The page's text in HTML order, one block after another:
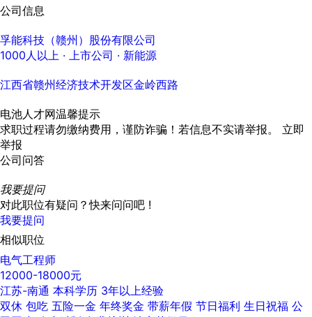
公司信息
孚能科技（赣州）股份有限公司
1000人以上 · 上市公司 · 新能源
江西省赣州经济技术开发区金岭西路
电池人才网温馨提示
求职过程请勿缴纳费用，谨防诈骗！若信息不实请举报。 立即
举报
公司问答
我要提问
对此职位有疑问？快来问问吧 !
我要提问
相似职位
电气工程师
12000-18000元
江苏-南通 本科学历 3年以上经验
双休 包吃 五险一金 年终奖金 带薪年假 节日福利 生日祝福 公